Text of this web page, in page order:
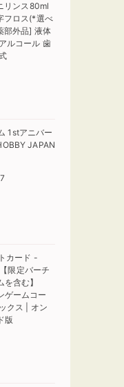
リンス80ml
フロス(*選べ
部外品] 液体
ルコール 歯
1stアニバー
JAPAN
カード -
限定バーチ
含む】
ゲームコー
クス | オン
版